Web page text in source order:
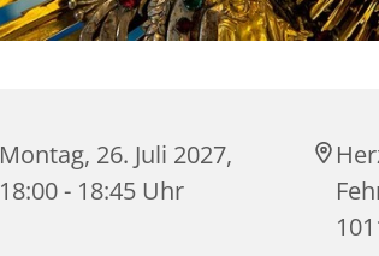
Montag, 26. Juli 2027,
18:00 - 18:45 Uhr